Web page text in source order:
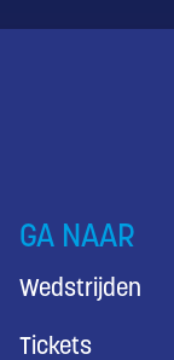
GA NAAR
Wedstrijden
Tickets